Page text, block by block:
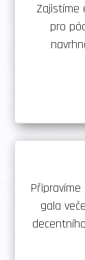
Zajistíme
pro
gala